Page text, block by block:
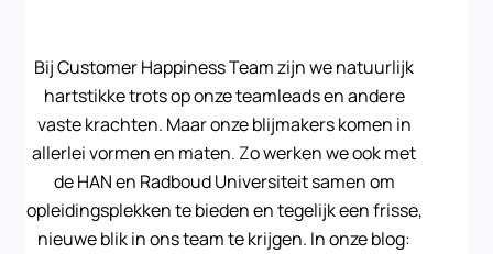
Bij Customer Happiness Team zijn we natuurlijk
hartstikke trots op onze teamleads en andere
vaste krachten. Maar onze blijmakers komen in
allerlei vormen en maten. Zo werken we ook met
de HAN en Radboud Universiteit samen om
opleidingsplekken te bieden en tegelijk een frisse,
nieuwe blik in ons team te krijgen. In onze blog: